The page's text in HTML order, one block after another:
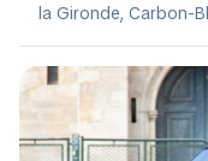
la Gironde, Carbon-